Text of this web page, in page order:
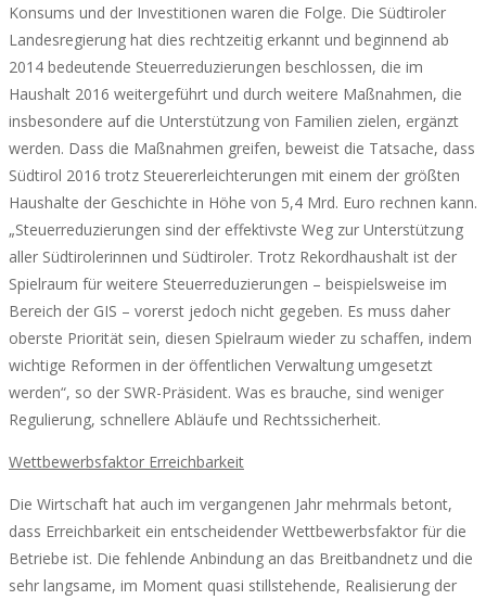
Konsums und der Investitionen waren die Folge. Die Südtiroler
Landesregierung hat dies rechtzeitig erkannt und beginnend ab
2014 bedeutende Steuerreduzierungen beschlossen, die im
Haushalt 2016 weitergeführt und durch weitere Maßnahmen, die
insbesondere auf die Unterstützung von Familien zielen, ergänzt
werden. Dass die Maßnahmen greifen, beweist die Tatsache, dass
Südtirol 2016 trotz Steuererleichterungen mit einem der größten
Haushalte der Geschichte in Höhe von 5,4 Mrd. Euro rechnen kann.
„Steuerreduzierungen sind der effektivste Weg zur Unterstützung
aller Südtirolerinnen und Südtiroler. Trotz Rekordhaushalt ist der
Spielraum für weitere Steuerreduzierungen – beispielsweise im
Bereich der GIS – vorerst jedoch nicht gegeben. Es muss daher
oberste Priorität sein, diesen Spielraum wieder zu schaffen, indem
wichtige Reformen in der öffentlichen Verwaltung umgesetzt
werden“, so der SWR-Präsident. Was es brauche, sind weniger
Regulierung, schnellere Abläufe und Rechtssicherheit.
Wettbewerbsfaktor Erreichbarkeit
Die Wirtschaft hat auch im vergangenen Jahr mehrmals betont,
dass Erreichbarkeit ein entscheidender Wettbewerbsfaktor für die
Betriebe ist. Die fehlende Anbindung an das Breitbandnetz und die
sehr langsame, im Moment quasi stillstehende, Realisierung der